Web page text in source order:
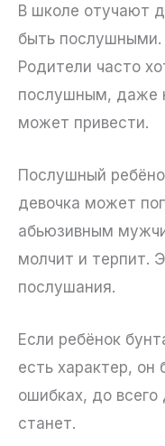
В школе отучают
быть
Родители часто
послушным, даже
может привести.
Послушный
девочка может
абьюзивным
молчит и терпит.
послушания.
Если ребёнок
есть характер, он
ошибках, до
станет.